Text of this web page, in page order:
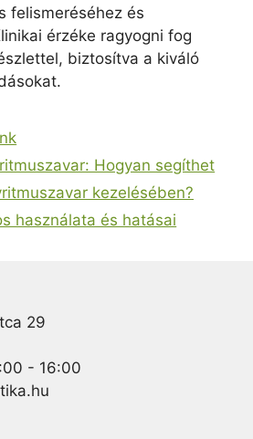
felismeréséhez és
érzéke ragyogni fog
biztosítva a kiváló
Hogyan segíthet
kezelésében?
használata és hatásai
29
- 16:00